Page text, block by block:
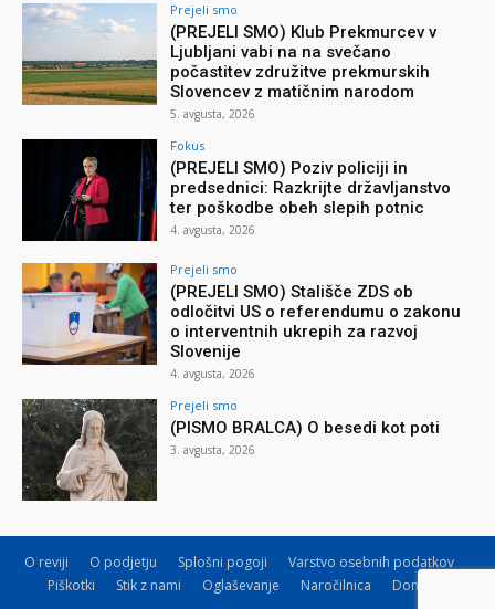
Prejeli smo
(PREJELI SMO) Klub Prekmurcev v
Ljubljani vabi na na svečano
počastitev združitve prekmurskih
Slovencev z matičnim narodom
5. avgusta, 2026
Fokus
(PREJELI SMO) Poziv policiji in
predsednici: Razkrijte državljanstvo
ter poškodbe obeh slepih potnic
4. avgusta, 2026
Prejeli smo
(PREJELI SMO) Stališče ZDS ob
odločitvi US o referendumu o zakonu
o interventnih ukrepih za razvoj
Slovenije
4. avgusta, 2026
Prejeli smo
(PISMO BRALCA) O besedi kot poti
3. avgusta, 2026
O reviji O podjetju Splošni pogoji
Varstvo osebnih podatkov
Piškotki
Stik z nami Oglaševanje Naročilnica Donacije